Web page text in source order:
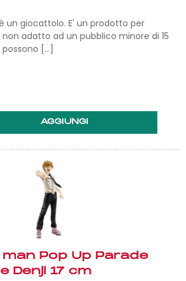
è un giocattolo. E' un prodotto per
adatto ad un pubblico minore di 15
[...]
Pop Up Parade
Denji 17 cm